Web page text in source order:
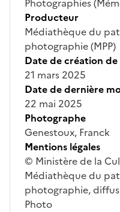
Producteur
Médiathèque du
photographie (MPP)
Date de création
21 mars 2025
Date de dernière
22 mai 2025
Photographe
Genestoux, Franck
Mentions légales
© Ministère de la
Médiathèque du
photographie,
Photo